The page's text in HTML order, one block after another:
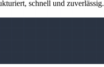
schnell und zuverlässig.